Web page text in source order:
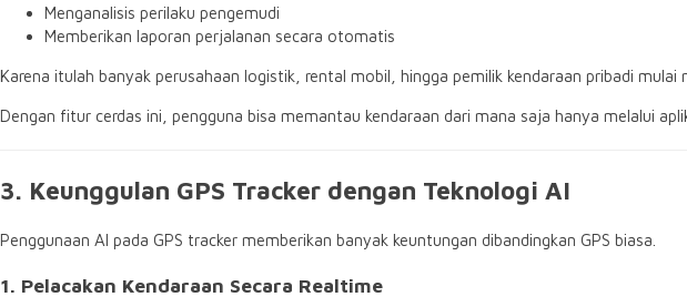
Menganalisis perilaku pengemudi
Memberikan laporan perjalanan secara otomatis
Karena itulah banyak perusahaan logistik, rental mobil, hingga pemilik kendaraan pribadi mulai
Dengan fitur cerdas ini, pengguna bisa memantau kendaraan dari mana saja hanya melalui
3. Keunggulan GPS Tracker dengan Teknologi AI
Penggunaan AI pada GPS tracker memberikan banyak keuntungan dibandingkan GPS biasa.
1. Pelacakan Kendaraan Secara Realtime